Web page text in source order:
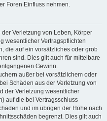
Foren Einfluss nehmen.
Verletzung von Leben, Körper
wesentlicher Vertragspflichten
die auf ein vorsätzliches oder grob
sind. Dies gilt auch für mittelbare
Gewinn.
außer bei vorsätzlichem oder
Schäden aus der Verletzung von
der Verletzung wesentlicher
auf die bei Vertragsschluss
und im übrigen der Höhe nach
begrenzt. Dies gilt auch